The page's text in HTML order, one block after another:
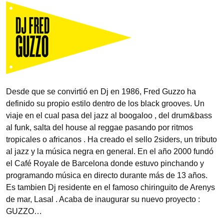
Desde que se convirtió en Dj en 1986, Fred Guzzo ha
definido su propio estilo dentro de los black grooves. Un
viaje en el cual pasa del jazz al boogaloo , del drum&bass
al funk, salta del house al reggae pasando por ritmos
tropicales o africanos . Ha creado el sello 2siders, un tributo
al jazz y la música negra en general. En el año 2000 fundó
el Café Royale de Barcelona donde estuvo pinchando y
programando música en directo durante más de 13 años.
Es tambien Dj residente en el famoso chiringuito de Arenys
de mar, Lasal . Acaba de inaugurar su nuevo proyecto :
GUZZO…